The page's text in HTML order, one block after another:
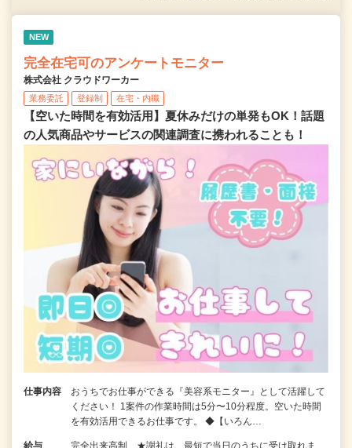
NEW
完全在宅可のアンケートモニター
株式会社 クラウドワーカー
業務委託 登録制 在宅・内職
【空いた時間を有効活用】夏休みだけの単発もOK！話題
の人気商品やサービスの関連調査に携われることも！
仕事内容
おうちでお仕事ができる『美容系モニター』として活躍して
ください！ 1案件の作業時間は5分〜10分程度。空いた時間
を有効活用できるお仕事です。 ◆【いろん…